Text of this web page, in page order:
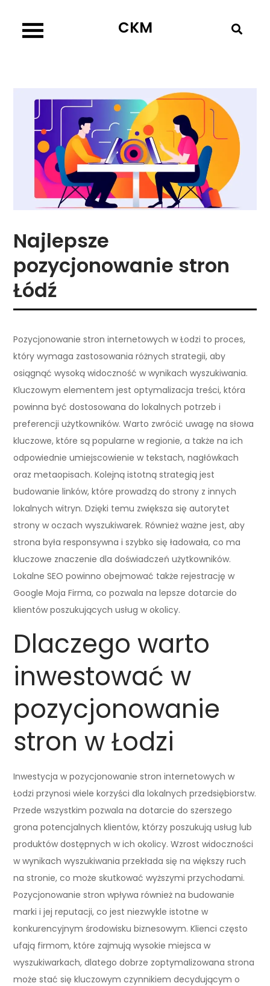
content
CKM
Najlepsze
pozycjonowanie stron
Łódź
Pozycjonowanie stron internetowych w Łodzi to proces,
który wymaga zastosowania różnych strategii, aby
osiągnąć wysoką widoczność w wynikach wyszukiwania.
Kluczowym elementem jest optymalizacja treści, która
powinna być dostosowana do lokalnych potrzeb i
preferencji użytkowników. Warto zwrócić uwagę na słowa
kluczowe, które są popularne w regionie, a także na ich
odpowiednie umiejscowienie w tekstach, nagłówkach
oraz metaopisach. Kolejną istotną strategią jest
budowanie linków, które prowadzą do strony z innych
lokalnych witryn. Dzięki temu zwiększa się autorytet
strony w oczach wyszukiwarek. Również ważne jest, aby
strona była responsywna i szybko się ładowała, co ma
kluczowe znaczenie dla doświadczeń użytkowników.
Lokalne SEO powinno obejmować także rejestrację w
Google Moja Firma, co pozwala na lepsze dotarcie do
klientów poszukujących usług w okolicy.
Dlaczego warto
inwestować w
pozycjonowanie
stron w Łodzi
Inwestycja w pozycjonowanie stron internetowych w
Łodzi przynosi wiele korzyści dla lokalnych przedsiębiorstw.
Przede wszystkim pozwala na dotarcie do szerszego
grona potencjalnych klientów, którzy poszukują usług lub
produktów dostępnych w ich okolicy. Wzrost widoczności
w wynikach wyszukiwania przekłada się na większy ruch
na stronie, co może skutkować wyższymi przychodami.
Pozycjonowanie stron wpływa również na budowanie
marki i jej reputacji, co jest niezwykle istotne w
konkurencyjnym środowisku biznesowym. Klienci często
ufają firmom, które zajmują wysokie miejsca w
wyszukiwarkach, dlatego dobrze zoptymalizowana strona
może stać się kluczowym czynnikiem decydującym o